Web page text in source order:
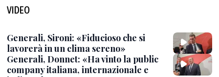
VIDEO
Generali, Sironi: «Fiducioso che si
lavorerà in un clima sereno»
Generali, Donnet: «Ha vinto la public
company italiana, internazionale e